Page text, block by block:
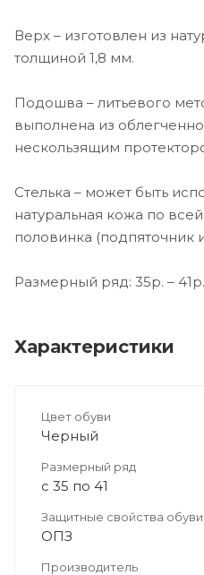
Верх – изготовлен из
толщиной 1,8 мм.
Подошва – литьевого
выполнена из
нескользящим
Стелька – может быть
натуральная кожа по
половинка (подпяточник
Размерный ряд: 35р. – 41р.
Характеристики
Цвет обуви
Черный
Размерный ряд
с 35 по 41
Защитные свойства обуви
ОПЗ
Производитель